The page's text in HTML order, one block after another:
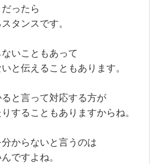
ったら
タンスです。
いこともあって
と伝えることもあります。
と言って対応する方が
することもありますからね。
からないと言うのは
ですよね。